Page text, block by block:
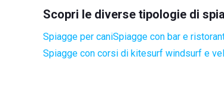
Scopri le diverse tipologie di
Spiagge per caniSpiagge con bar e
Spiagge con corsi di kitesurf windsurf e